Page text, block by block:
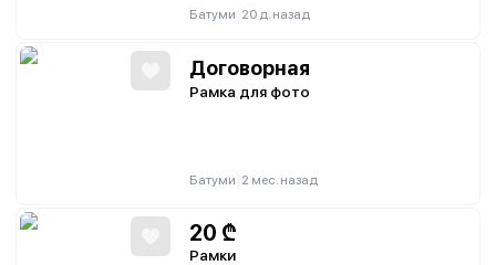
Батуми 20 д. назад
Договорная
Рамка для фото
Батуми 2 мес. назад
20 ₾
Рамки